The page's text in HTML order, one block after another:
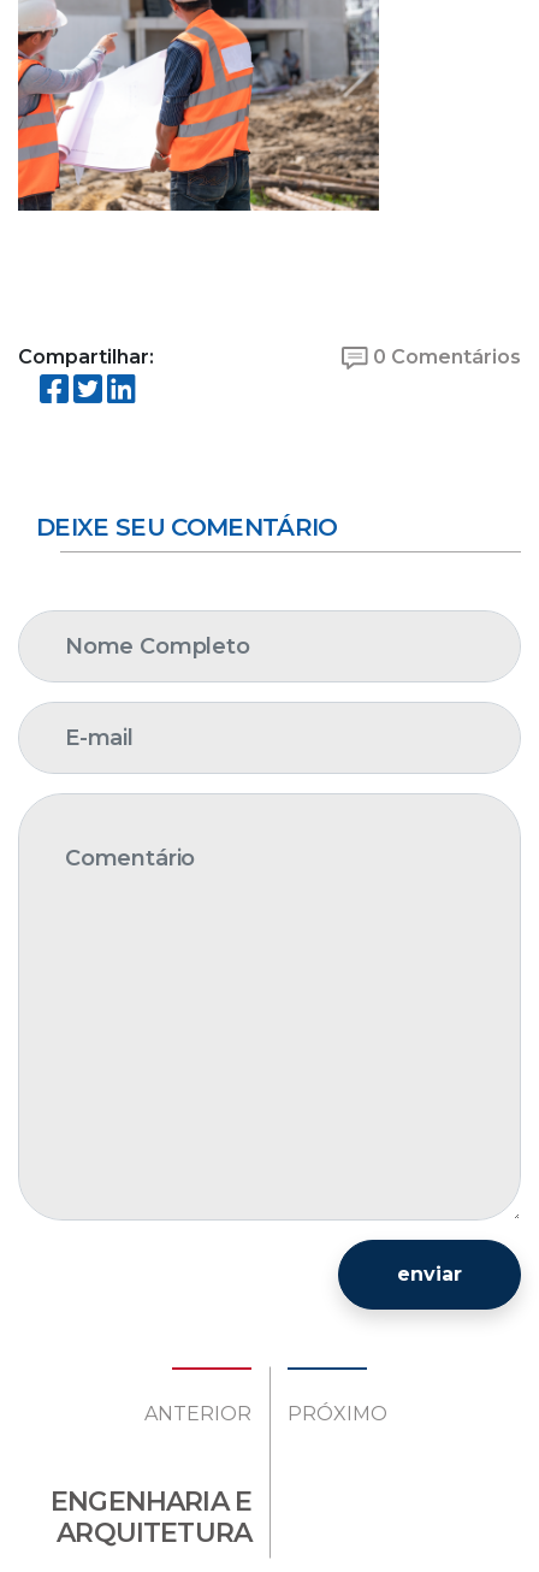
Compartilhar: 0 Comentários
DEIXE SEU COMENTÁRIO
enviar
ANTERIOR
ENGENHARIA E
ARQUITETURA
PRÓXIMO